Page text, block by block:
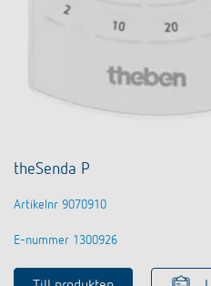
theSenda P
Artikelnr 9070910
E-nummer 1300926